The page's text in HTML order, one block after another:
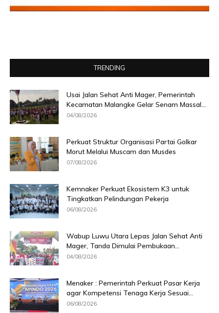
TRENDING
Usai Jalan Sehat Anti Mager, Pemerintah
Kecamatan Malangke Gelar Senam Massal...
04/08/2026
Perkuat Struktur Organisasi Partai Golkar
Morut Melalui Muscam dan Musdes
07/08/2026
Kemnaker Perkuat Ekosistem K3 untuk
Tingkatkan Pelindungan Pekerja
06/08/2026
Wabup Luwu Utara Lepas Jalan Sehat Anti
Mager, Tanda Dimulai Pembukaan...
04/08/2026
Menaker : Pemerintah Perkuat Pasar Kerja
agar Kompetensi Tenaga Kerja Sesuai...
06/08/2026